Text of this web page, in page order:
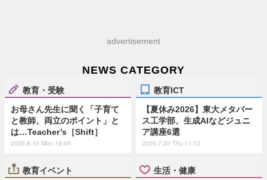
advertisement
NEWS CATEGORY
教育・受験
お母さん先生に聞く「子育て
と教師、両立のポイント」と
は…Teacher’s［Shift］
2026.8.10 Mon 19:45
教育ICT
【夏休み2026】東大メタバー
ス工学部、生成AIなどジュニ
ア講座6選
2026.7.30 Thu 11:15
教育イベント 生活・健康